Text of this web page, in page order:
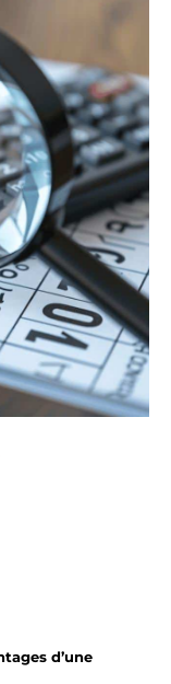
d’une